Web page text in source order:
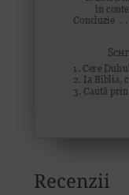
Recenzii